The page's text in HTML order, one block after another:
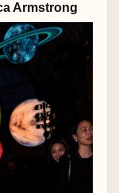
Armstrong